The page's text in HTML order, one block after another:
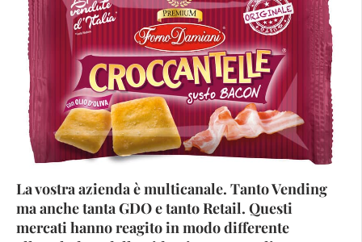
La vostra azienda è multicanale. Tanto Vending
ma anche tanta GDO e tanto Retail. Questi
mercati hanno reagito in modo differente